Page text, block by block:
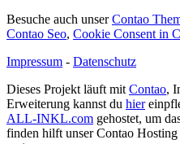
Besuche auch unserContao
Contao Seo, Cookie Consent in
Impressum - Datenschutz
Dieses Projekt läuft mit Contao,
Erweiterung kannst du hier
ALL-INKL.com gehostet, um
finden hilft unser Contao